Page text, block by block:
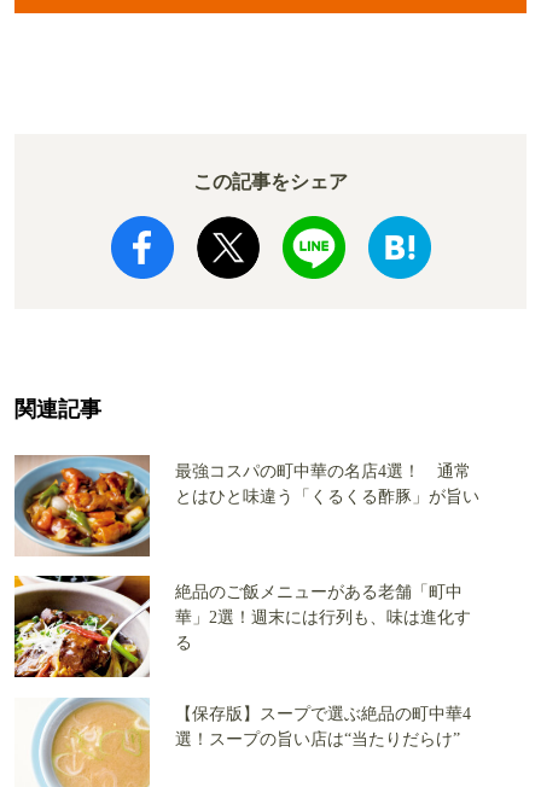
この記事をシェア
関連記事
最強コスパの町中華の名店4選！ 通常
とはひと味違う「くるくる酢豚」が旨い
絶品のご飯メニューがある老舗「町中
華」2選！週末には行列も、味は進化す
る
【保存版】スープで選ぶ絶品の町中華4
選！スープの旨い店は“当たりだらけ”